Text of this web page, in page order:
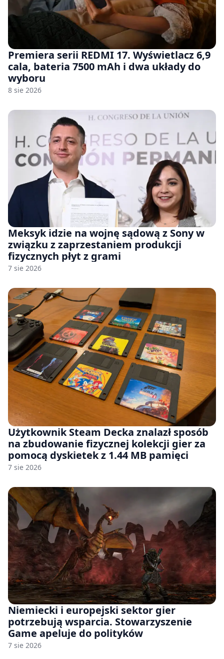
Premiera serii REDMI 17. Wyświetlacz 6,9
cala, bateria 7500 mAh i dwa układy do
wyboru
8 sie 2026
Meksyk idzie na wojnę sądową z Sony w
związku z zaprzestaniem produkcji
fizycznych płyt z grami
7 sie 2026
Użytkownik Steam Decka znalazł sposób
na zbudowanie fizycznej kolekcji gier za
pomocą dyskietek z 1.44 MB pamięci
7 sie 2026
Niemiecki i europejski sektor gier
potrzebują wsparcia. Stowarzyszenie
Game apeluje do polityków
7 sie 2026